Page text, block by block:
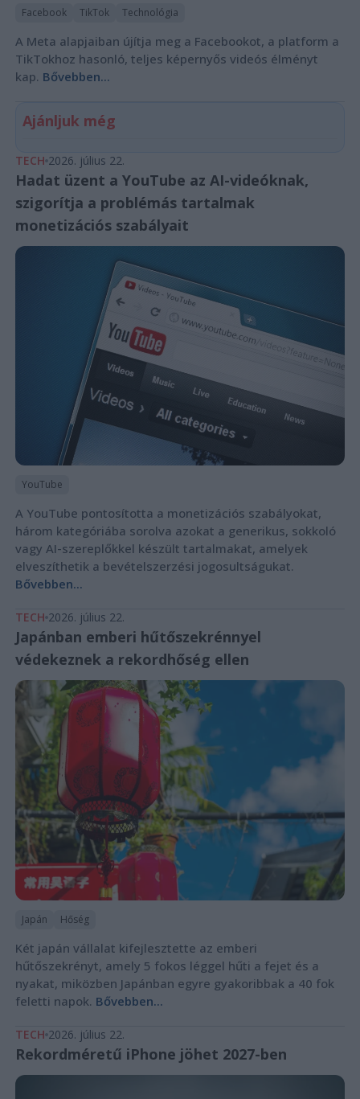
Facebook TikTok Technológia
A Meta alapjaiban újítja meg a Facebookot, a platform a
TikTokhoz hasonló, teljes képernyős videós élményt
kap. Bővebben...
Ajánljuk még
TECH 2026. július 22.
Hadat üzent a YouTube az AI-videóknak,
szigorítja a problémás tartalmak
monetizációs szabályait
YouTube
A YouTube pontosította a monetizációs szabályokat,
három kategóriába sorolva azokat a generikus, sokkoló
vagy AI-szereplőkkel készült tartalmakat, amelyek
elveszíthetik a bevételszerzési jogosultságukat.
Bővebben...
TECH 2026. július 22.
Japánban emberi hűtőszekrénnyel
védekeznek a rekordhőség ellen
Japán Hőség
Két japán vállalat kifejlesztette az emberi
hűtőszekrényt, amely 5 fokos léggel hűti a fejet és a
nyakat, miközben Japánban egyre gyakoribbak a 40 fok
feletti napok. Bővebben...
TECH 2026. július 22.
Rekordméretű iPhone jöhet 2027-ben